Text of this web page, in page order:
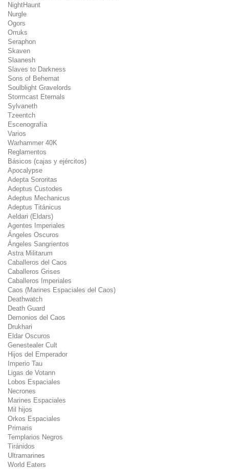
NightHaunt
Nurgle
Ogors
Orruks
Seraphon
Skaven
Slaanesh
Slaves to Darkness
Sons of Behemat
Soulblight Gravelords
Stormcast Eternals
Sylvaneth
Tzeentch
Escenografía
Varios
Warhammer 40K
Reglamentos
Básicos (cajas y ejércitos)
Apocalypse
Adepta Sororitas
Adeptus Custodes
Adeptus Mechanicus
Adeptus Titánicus
Aeldari (Eldars)
Agentes Imperiales
Ángeles Oscuros
Ángeles Sangrientos
Astra Militarum
Caballeros del Caos
Caballeros Grises
Caballeros Imperiales
Caos (Marines Espaciales del Caos)
Deathwatch
Death Guard
Demonios del Caos
Drukhari
Eldar Oscuros
Genestealer Cult
Hijos del Emperador
Imperio Tau
Ligas de Votann
Lobos Espaciales
Necrones
Marines Espaciales
Mil hijos
Orkos Espaciales
Primaris
Templarios Negros
Tiránidos
Ultramarines
World Eaters